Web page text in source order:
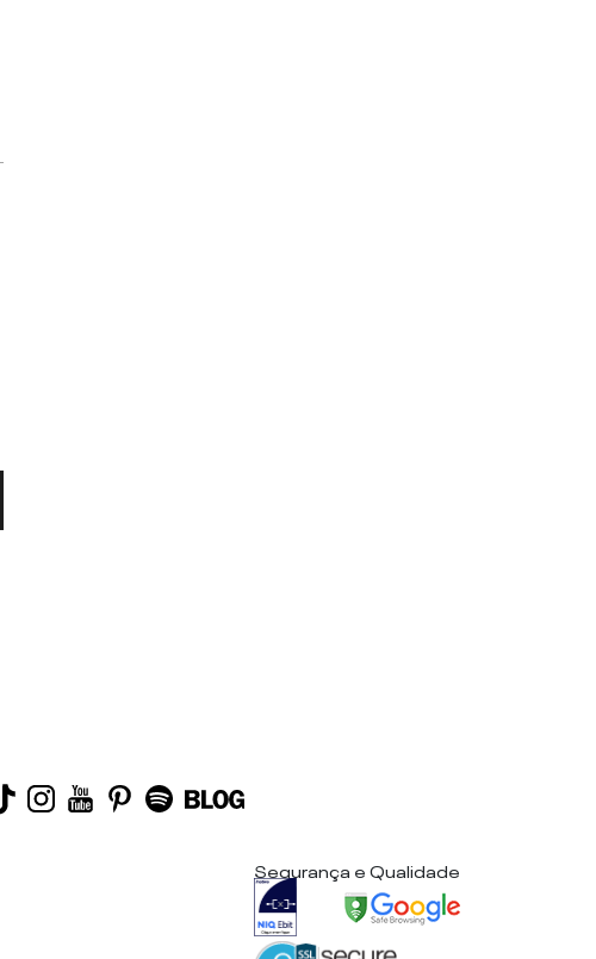
Segurança e Qualidade